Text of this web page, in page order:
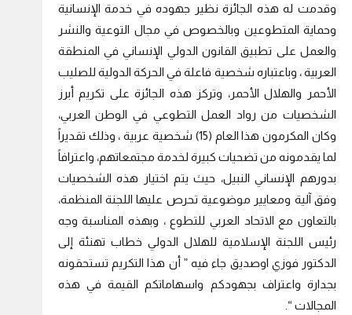
وقدمت له هذه الجائزة نظير جهوده في خدمة الإنسانية
وحماية المتطوعين وبالخصوص في مجال التوعية والنشر
والعمل على تطبيق القانون الدولي الإنساني في المنطقة
العربية ، وباعتباره شخصية فاعلة في الحركة الدولية للصليب
الأحمر والهلال الأحمر، وتركز هذه الجائزة على تكريم أبرز
الشخصيات من رواد العمل التطوعي في الوطن العربي،
وكان المكرمون هذا العام (15) شخصية عربية ، وذلك تقديراً
لما يقدمونه من تضحيات كبيرة لخدمة مجتمعاتهم، واعترافاً
بدورهم الإنساني النبيل، حيث يتم اختيار هذه الشخصيات
وفق آلية ومعايير موضوعية تحرص عليها اللجنة المنظمة،
بالتعاون مع الاتحاد العربي للتطوع ، وبهذه المناسبة وجه
رئيس اللجنة الإسلامية للهلال الدولي خطاب تهنئة إلى
الدكتور فوزي اوصديق جاء فيه ” أن هذا التكريم تستحقونه
بجدارة واعتراف بجهودكم واسهاماتكم القيمة في هذه
المجالات “.